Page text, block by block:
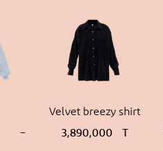
Velvet breezy shirt
3,890,000
T
–